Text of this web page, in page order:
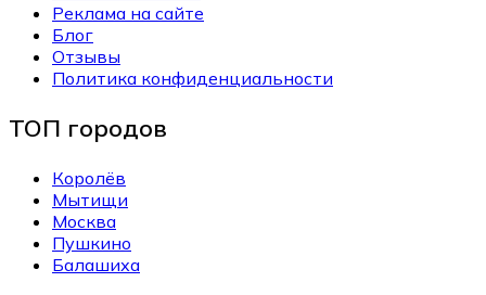
Реклама на сайте
Блог
Отзывы
Политика конфиденциальности
ТОП городов
Королёв
Мытищи
Москва
Пушкино
Балашиха